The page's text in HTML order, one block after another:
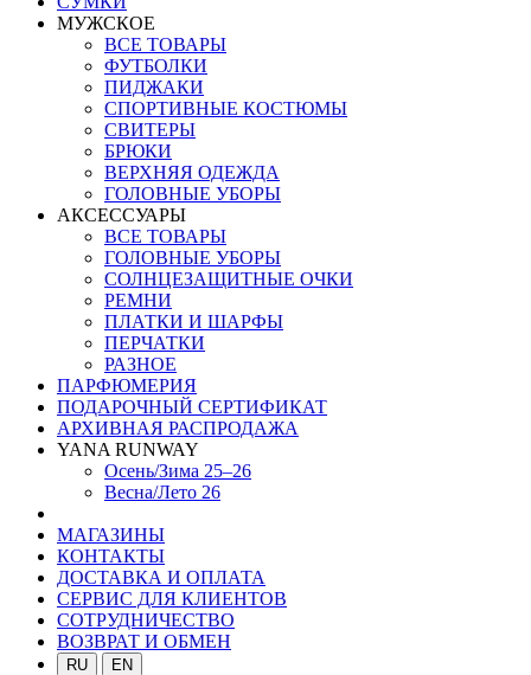
МУЖСКОЕ
ВСЕ ТОВАРЫ
ФУТБОЛКИ
ПИДЖАКИ
СПОРТИВНЫЕ КОСТЮМЫ
СВИТЕРЫ
БРЮКИ
ВЕРХНЯЯ ОДЕЖДА
ГОЛОВНЫЕ УБОРЫ
АКСЕССУАРЫ
ВСЕ ТОВАРЫ
ГОЛОВНЫЕ УБОРЫ
СОЛНЦЕЗАЩИТНЫЕ ОЧКИ
РЕМНИ
ПЛАТКИ И ШАРФЫ
ПЕРЧАТКИ
РАЗНОЕ
ПАРФЮМЕРИЯ
ПОДАРОЧНЫЙ СЕРТИФИКАТ
АРХИВНАЯ РАСПРОДАЖА
YANA RUNWAY
Осень/Зима 25–26
Весна/Лето 26
МАГАЗИНЫ
КОНТАКТЫ
ДОСТАВКА И ОПЛАТА
СЕРВИС ДЛЯ КЛИЕНТОВ
СОТРУДНИЧЕСТВО
ВОЗВРАТ И ОБМЕН
RU EN